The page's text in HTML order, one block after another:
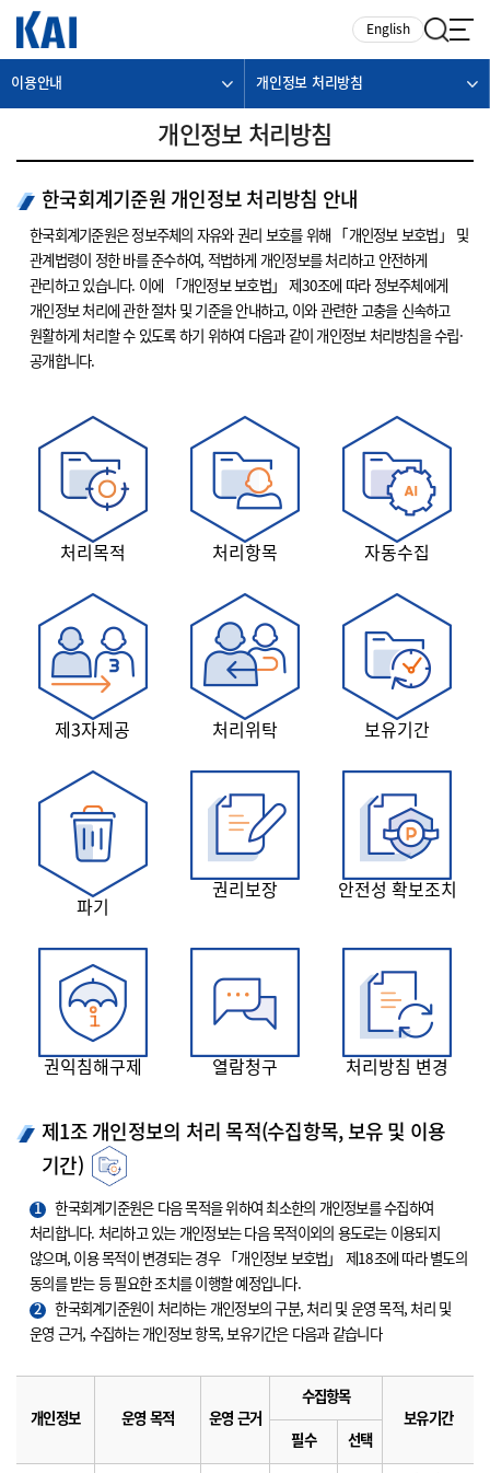
English
이용안내 개인정보 처리방침
개인정보 처리방침
한국회계기준원 개인정보 처리방침 안내
한국회계기준원은 정보주체의 자유와 권리 보호를 위해 「개인정보 보호법」 및
관계법령이 정한 바를 준수하여, 적법하게 개인정보를 처리하고 안전하게
관리하고 있습니다. 이에 「개인정보 보호법」 제30조에 따라 정보주체에게
개인정보 처리에 관한 절차 및 기준을 안내하고, 이와 관련한 고충을 신속하고
원활하게 처리할 수 있도록 하기 위하여 다음과 같이 개인정보 처리방침을 수립·
공개합니다.
처리목적 처리항목 자동수집
제3자제공 처리위탁 보유기간
파기
권리보장 안전성 확보조치
권익침해구제 열람청구 처리방침 변경
제1조 개인정보의 처리 목적(수집항목, 보유 및 이용
기간)
1
한국회계기준원은 다음 목적을 위하여 최소한의 개인정보를 수집하여
처리합니다. 처리하고 있는 개인정보는 다음 목적이외의 용도로는 이용되지
않으며, 이용 목적이 변경되는 경우 「개인정보 보호법」 제18조에 따라 별도의
동의를 받는 등 필요한 조치를 이행할 예정입니다.
2
한국회계기준원이 처리하는 개인정보의 구분, 처리 및 운영 목적, 처리 및
운영 근거, 수집하는 개인정보 항목, 보유기간은 다음과 같습니다
개인정보 운영 목적 운영 근거
수집항목
보유기간
필수
선택